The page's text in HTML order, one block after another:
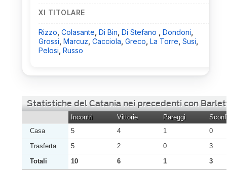
XI TITOLARE
Rizzo Colasante Di Bin Di Stefano Dondoni
Grossi Marcuz Cacciola Greco La Torre Susi
Pelosi Russo
Statistiche del Catania nei precedenti con
Incontri Vittorie Pareggi
Casa
5 4 1
0
Trasferta
5 2 0
3
Totali
10 6 1 3